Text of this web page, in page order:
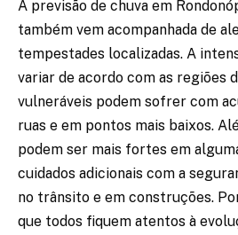
A previsão de chuva em
também vem acompanhada de
tempestades localizadas. A
variar de acordo com as regiões
vulneráveis podem sofrer com
ruas e em pontos mais baixos.
podem ser mais fortes em
cuidados adicionais com a
no trânsito e em construções.
que todos fiquem atentos à